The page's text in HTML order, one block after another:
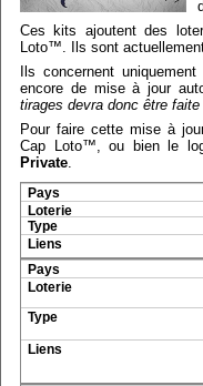
Ces kits ajoutent des
Loto™. Ils sont
Ils concernent
encore de mise à jour
tirages devra donc être
Pour faire cette mise à
Cap Loto™, ou bien le
Private.